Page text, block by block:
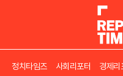
정치타임즈 사회리포터 경제리
김용 vs 이